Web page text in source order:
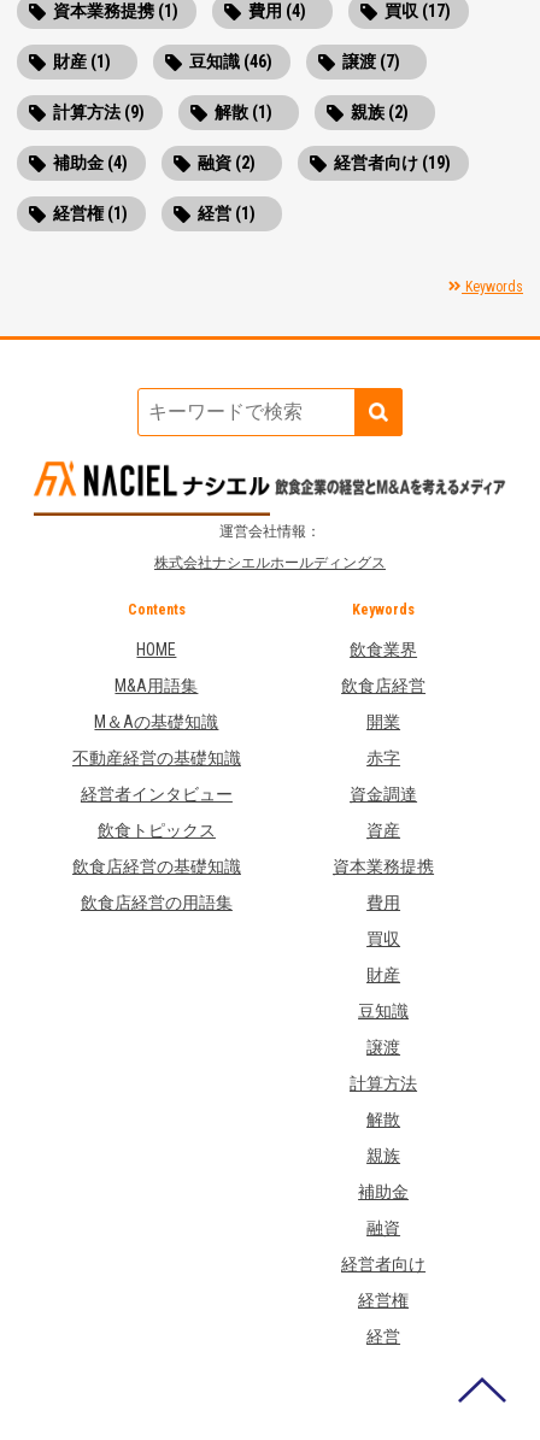
資本業務提携 (1) 費用 (4) 買収 (17)
財産 (1) 豆知識 (46) 譲渡 (7)
計算方法 (9) 解散 (1) 親族 (2)
補助金 (4) 融資 (2) 経営者向け (19)
経営権 (1) 経営 (1)
Keywords
運営会社情報：
株式会社ナシエルホールディングス
Contents
HOME
M&A用語集
M＆Aの基礎知識
不動産経営の基礎知識
経営者インタビュー
飲食トピックス
飲食店経営の基礎知識
飲食店経営の用語集
Keywords
飲食業界
飲食店経営
開業
赤字
資金調達
資産
資本業務提携
費用
買収
財産
豆知識
譲渡
計算方法
解散
親族
補助金
融資
経営者向け
経営権
経営